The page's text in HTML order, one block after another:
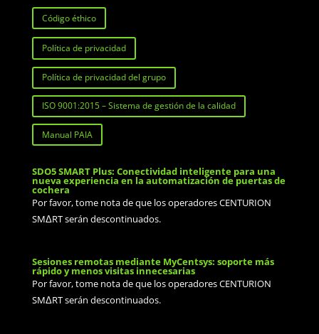
Código éthico
Política de privacidad
Política de privacidad del grupo
ISO 9001:2015 – Sistema de gestión de la calidad
Manual PAIA
SDO5 SMART Plus: Conectividad inteligente para una
nueva experiencia en la automatización de puertas de
cochera
Por favor, tome nota de que los operadores CENTURION
SMΔRT serán descontinuados.
Sesiones remotas mediante MyCentsys: soporte más
rápido y menos visitas innecesarias
Por favor, tome nota de que los operadores CENTURION
SMΔRT serán descontinuados.